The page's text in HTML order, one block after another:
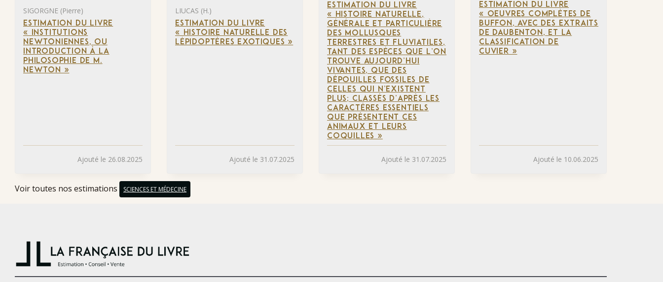
SIGORGNE (Pierre)
ESTIMATION DU LIVRE
« INSTITUTIONS
NEWTONIENNES, OU
INTRODUCTION À LA
PHILOSOPHIE DE M.
NEWTON »
Ajouté le 26.08.2025
LIUCAS (H.)
ESTIMATION DU LIVRE
« HISTOIRE NATURELLE DES
LÉPIDOPTÈRES EXOTIQUES »
Ajouté le 31.07.2025
ESTIMATION DU LIVRE
« HISTOIRE NATURELLE,
GÉNÉRALE ET PARTICULIÈRE
DES MOLLUSQUES
TERRESTRES ET FLUVIATILES,
TANT DES ESPÈCES QUE L’ON
TROUVE AUJOURD’HUI
VIVANTES, QUE DES
DÉPOUILLES FOSSILES DE
CELLES QUI N’EXISTENT
PLUS; CLASSÉS D’APRÈS LES
CARACTÈRES ESSENTIELS
QUE PRÉSENTENT CES
ANIMAUX ET LEURS
COQUILLES »
Ajouté le 31.07.2025
ESTIMATION DU LIVRE
« OEUVRES COMPLÈTES DE
BUFFON, AVEC DES EXTRAITS
DE DAUBENTON, ET LA
CLASSIFICATION DE
CUVIER »
Ajouté le 10.06.2025
Voir toutes nos estimations SCIENCES ET MÉDECINE